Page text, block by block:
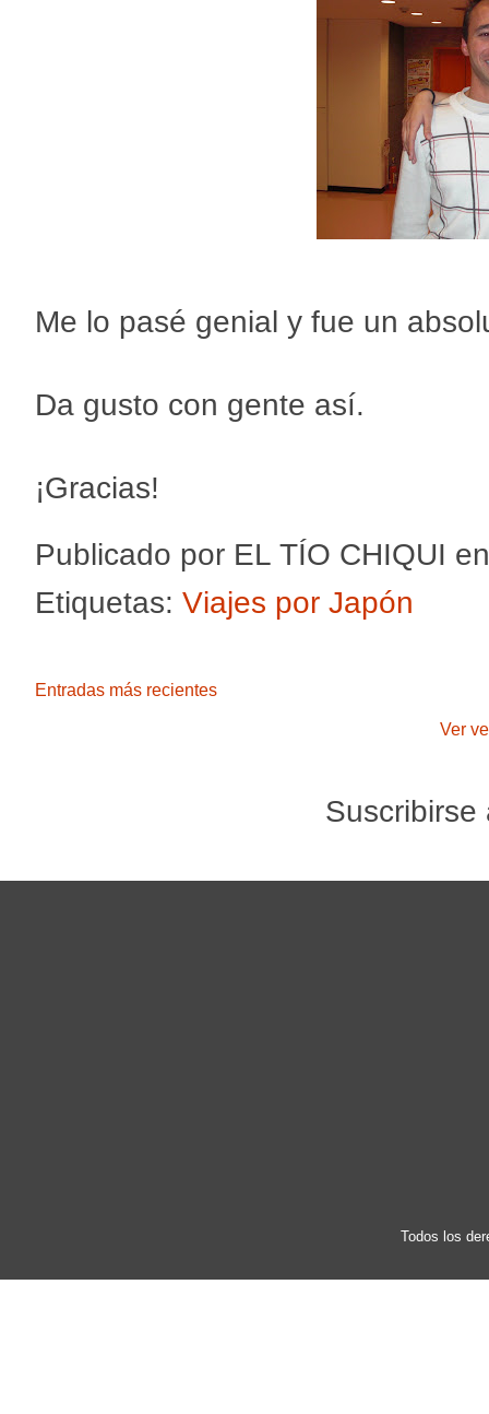
Me lo pasé genial y fue un
Da gusto con gente así.
¡Gracias!
Publicado por EL TÍO CHIQUI
Etiquetas: Viajes por Japón
Entradas más recientes
Ver
Todos los